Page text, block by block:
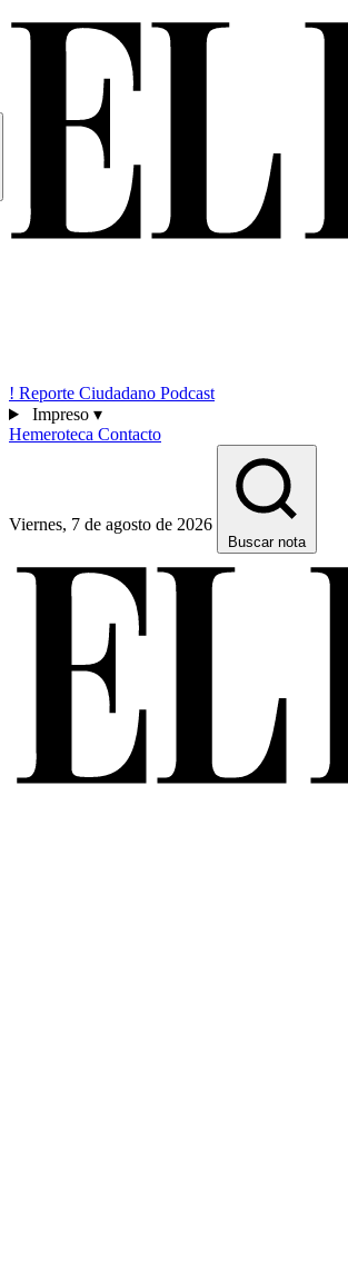
! Reporte Ciudadano Podcast
Impreso ▾
Hemeroteca Contacto
Viernes, 7 de agosto de 2026
Buscar nota